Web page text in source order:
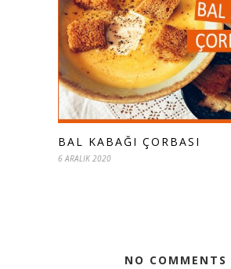
BAL KABAĞI ÇORBASI
6 ARALIK 2020
NO COMMENTS